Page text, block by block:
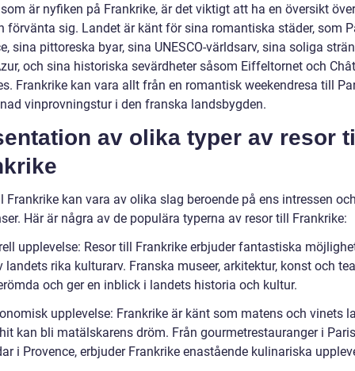
är nyfiken på Frankrike, är det viktigt att ha en översikt
förvänta sig. Landet är känt för sina romantiska städer, som
sina pittoreska byar, sina UNESCO-världsarv, sina soliga
och sina historiska sevärdheter såsom Eiffeltornet och
Frankrike kan vara allt från en romantisk weekendresa till
vinprovningstur i den franska landsbygden.
av olika typer av resor
Frankrike kan vara av olika slag beroende på ens intressen
Här är några av de populära typerna av resor till Frankrike:
upplevelse: Resor till Frankrike erbjuder fantastiska
landets rika kulturarv. Franska museer, arkitektur, konst och
och ger en inblick i landets historia och kultur.
upplevelse: Frankrike är känt som matens och vinets
kan bli matälskarens dröm. Från gourmetrestauranger i
i Provence, erbjuder Frankrike enastående kulinariska